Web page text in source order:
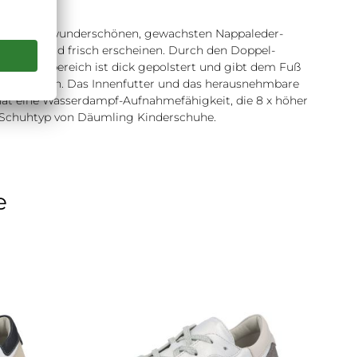
aus wunderschönen, gewachsten Nappaleder-
luftig und frisch erscheinen. Durch den Doppel-
Laschenbereich ist dick gepolstert und gibt dem Fuß
kann. Das Innenfutter und das herausnehmbare
eine Wasserdampf-Aufnahmefähigkeit, die 8 x höher
von Däumling Kinderschuhe.